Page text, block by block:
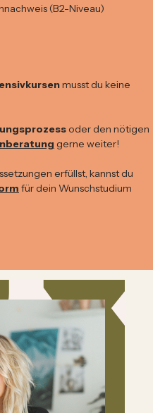
(B2-Niveau)
musst du keine
oder den nötigen
gerne weiter!
erfüllst, kannst du
für dein Wunschstudium